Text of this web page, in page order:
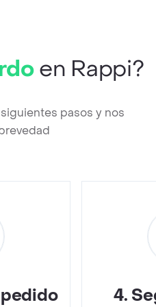
en Rappi?
pasos y nos
4.